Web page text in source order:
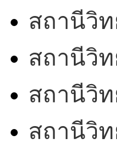
สถานีวิ
สถานีวิ
สถานีวิ
สถานีวิ